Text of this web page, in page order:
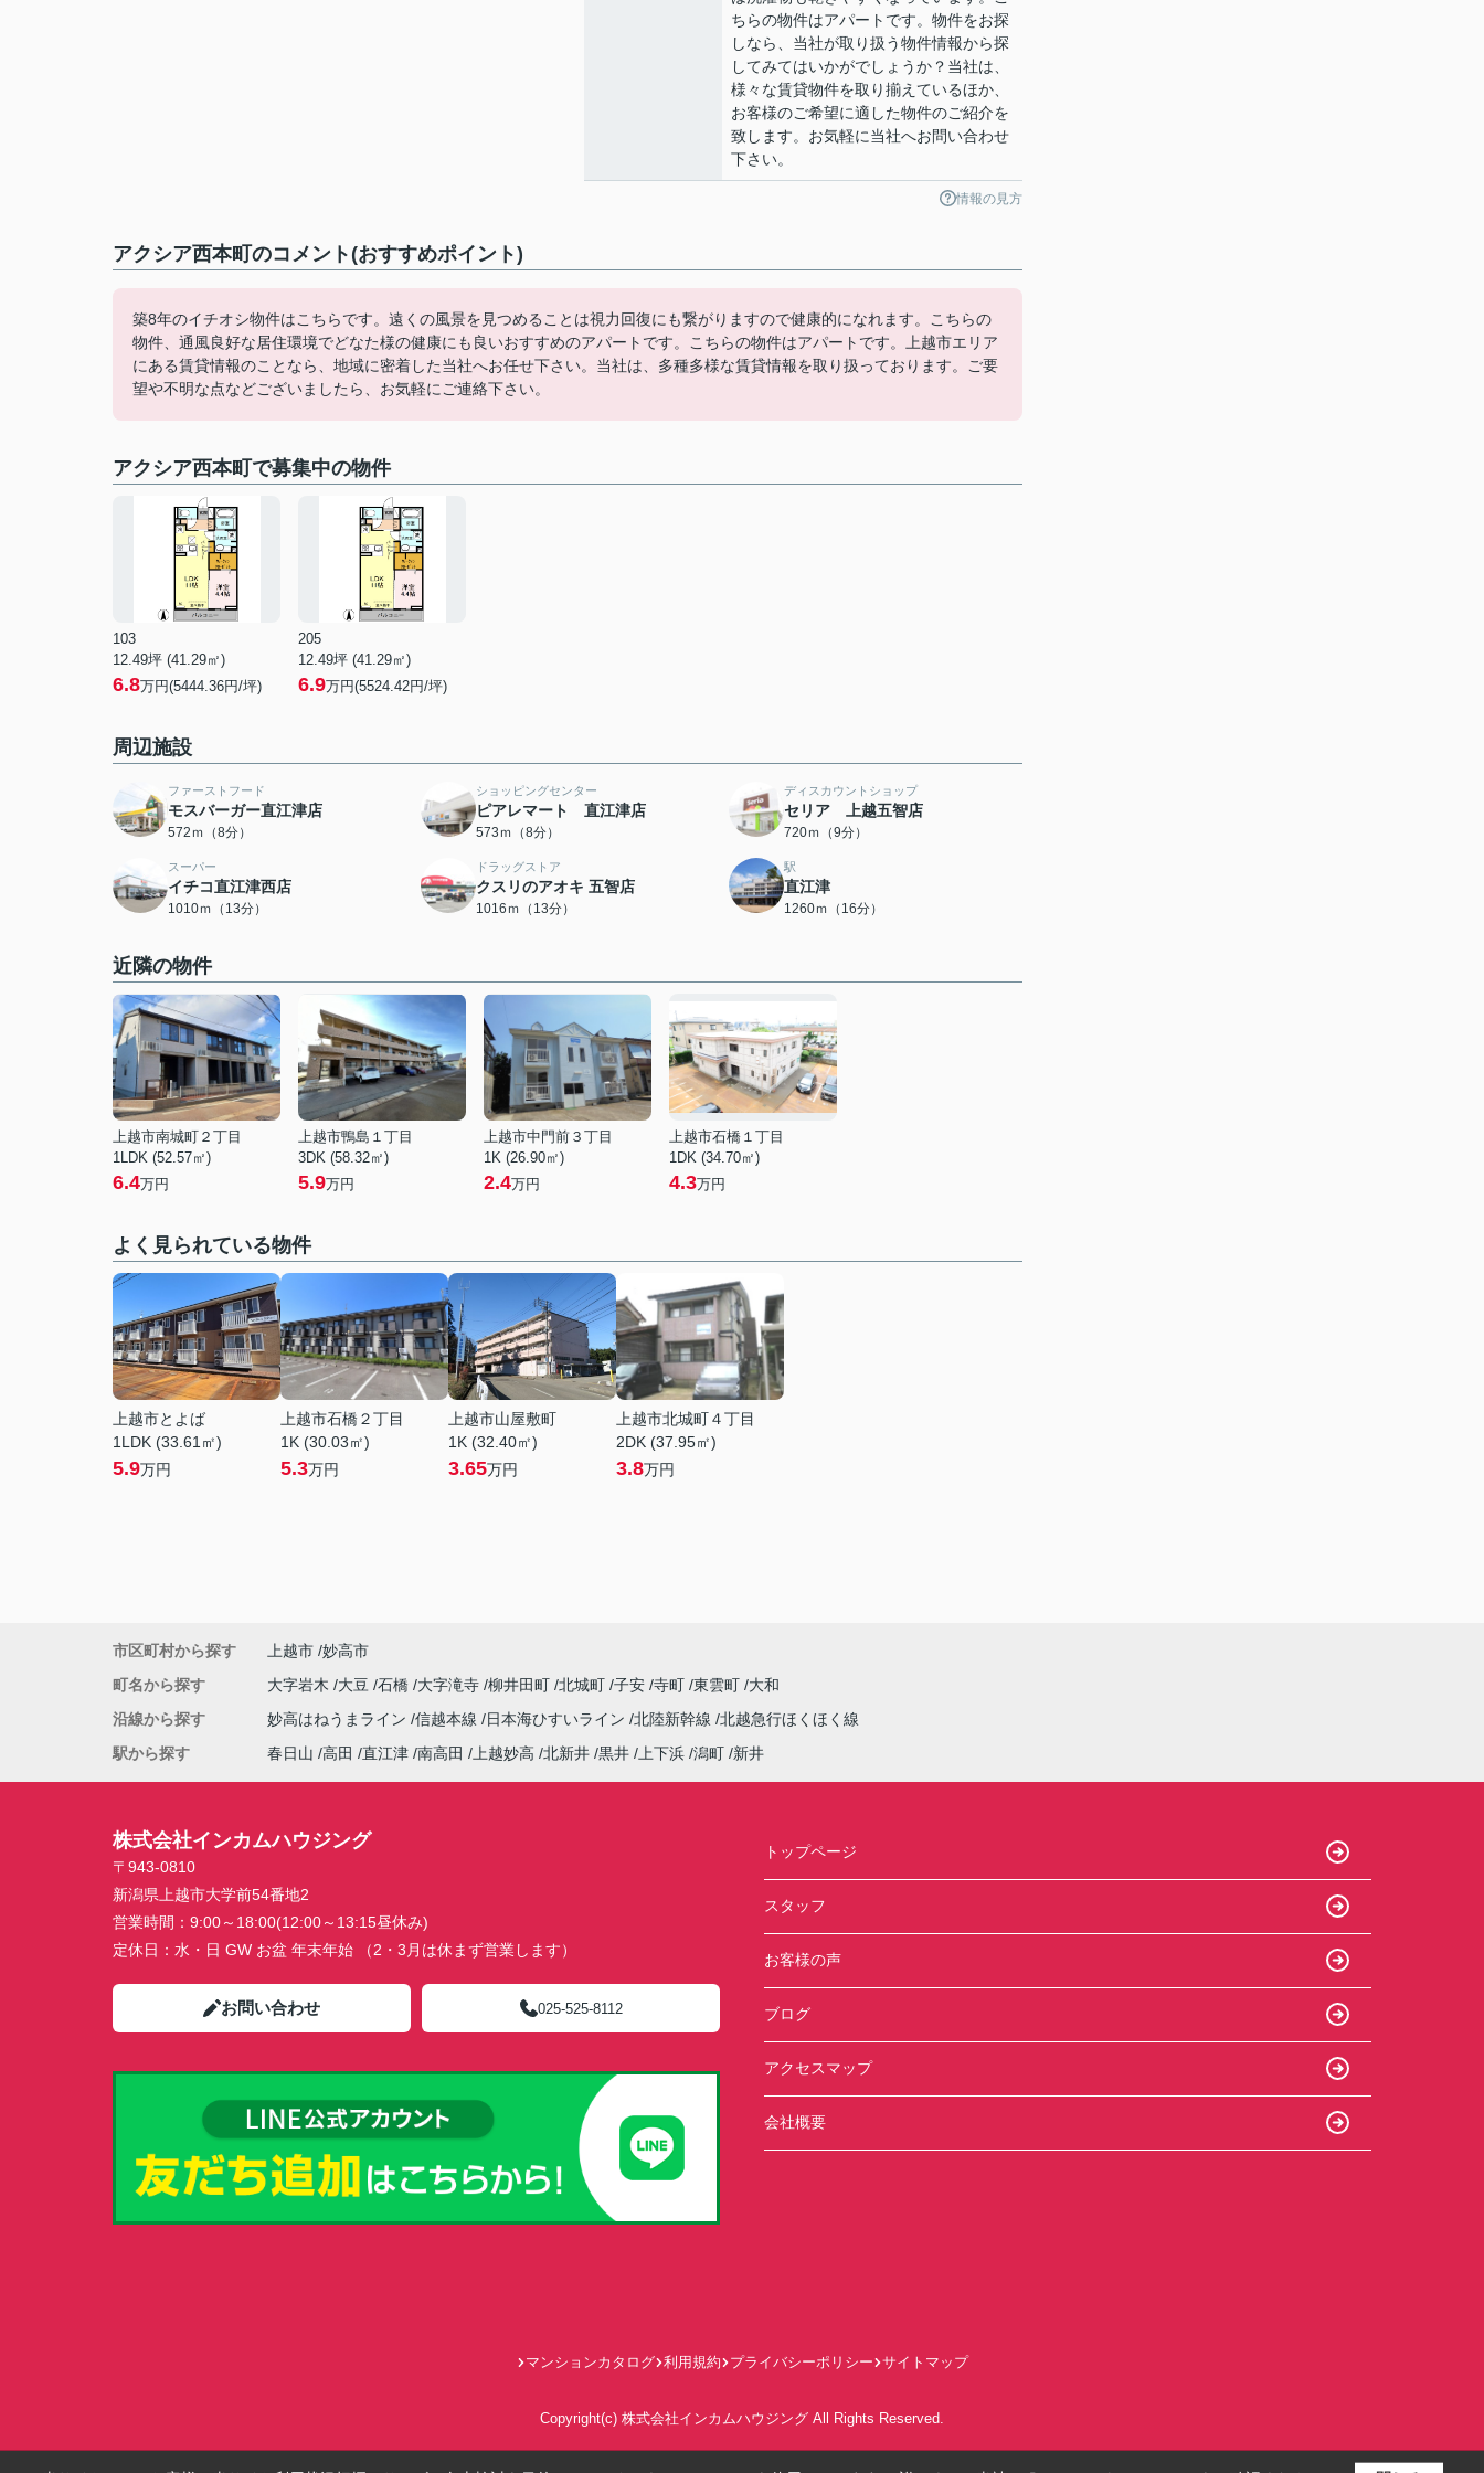
ちらの物件はアパートです。物件をお探
しなら、当社が取り扱う物件情報から探
してみてはいかがでしょうか？当社は、
様々な賃貸物件を取り揃えているほか、
お客様のご希望に適した物件のご紹介を
致します。お気軽に当社へお問い合わせ
下さい。
情報の見方
アクシア西本町のコメント(おすすめポイント)
築8年のイチオシ物件はこちらです。遠くの風景を見つめることは視力回復にも繋がりますので健康的になれます。こちらの
物件、通風良好な居住環境でどなた様の健康にも良いおすすめのアパートです。こちらの物件はアパートです。上越市エリア
にある賃貸情報のことなら、地域に密着した当社へお任せ下さい。当社は、多種多様な賃貸情報を取り扱っております。ご要
望や不明な点などございましたら、お気軽にご連絡下さい。
アクシア西本町で募集中の物件
103
12.49坪 (41.29㎡)
6.8万円(5444.36円/坪)
205
12.49坪 (41.29㎡)
6.9万円(5524.42円/坪)
周辺施設
ファーストフード
モスバーガー直江津店
572ｍ（8分）
ショッピングセンター
ピアレマート 直江津店
573ｍ（8分）
ディスカウントショップ
セリア 上越五智店
720ｍ（9分）
スーパー
イチコ直江津西店
1010ｍ（13分）
ドラッグストア
クスリのアオキ 五智店
1016ｍ（13分）
駅
直江津
1260ｍ（16分）
近隣の物件
上越市南城町２丁目
1LDK (52.57㎡)
6.4万円
上越市鴨島１丁目
3DK (58.32㎡)
5.9万円
上越市中門前３丁目
1K (26.90㎡)
2.4万円
上越市石橋１丁目
1DK (34.70㎡)
4.3万円
よく見られている物件
上越市とよば
1LDK (33.61㎡)
5.9万円
上越市石橋２丁目
1K (30.03㎡)
5.3万円
上越市山屋敷町
1K (32.40㎡)
3.65万円
上越市北城町４丁目
2DK (37.95㎡)
3.8万円
市区町村から探す 上越市 妙高市
町名から探す
大字岩木 大豆 石橋 大字滝寺 柳井田町 北城町 子安 寺町 東雲町 大和
沿線から探す
妙高はねうまライン 信越本線 日本海ひすいライン 北陸新幹線 北越急行ほくほく線
駅から探す
春日山 高田 直江津 南高田 上越妙高 北新井 黒井 上下浜 潟町 新井
株式会社インカムハウジング
〒943-0810
新潟県上越市大学前54番地2
営業時間： 9:00～18:00(12:00～13:15昼休み)
定休日： 水・日 GW お盆 年末年始 （2・3月は休まず営業します）
お問い合わせ 025-525-8112
トップページ
スタッフ
お客様の声
ブログ
アクセスマップ
会社概要
マンションカタログ 利用規約 プライバシーポリシー サイトマップ
Copyright(c) 株式会社インカムハウジング All Rights Reserved.